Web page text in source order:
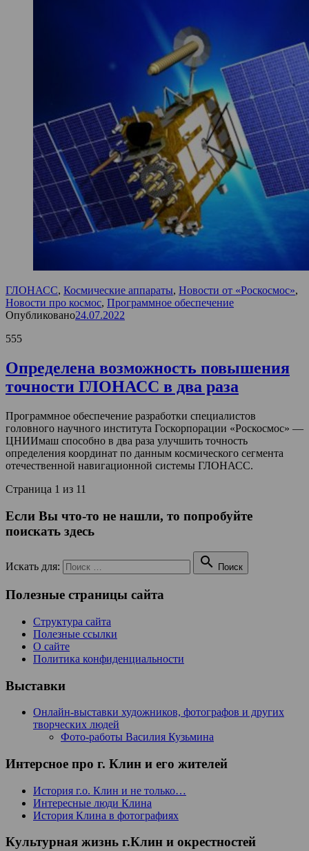
ГЛОНАСС, Космические аппараты, Новости от «Роскосмос»,
Новости про космос, Программное обеспечение
Опубликовано24.07.2022
555
Определена возможность повышения
точности ГЛОНАСС в два раза
Программное обеспечение разработки специалистов
головного научного института Госкорпорации «Роскосмос» —
ЦНИИмаш способно в два раза улучшить точность
определения координат по данным космического сегмента
отечественной навигационной системы ГЛОНАСС.
Страница 1 из 11
Если Вы что-то не нашли, то попробуйте
поискать здесь
Искать для:  Поиск
Полезные страницы сайта
Структура сайта
Полезные ссылки
О сайте
Политика конфиденциальности
Выставки
Онлайн-выставки художников, фотографов и других
творческих людей
Фото-работы Василия Кузьмина
Интерсное про г. Клин и его жителей
История г.о. Клин и не только…
Интересные люди Клина
История Клина в фотографиях
Культурная жизнь г.Клин и окрестностей